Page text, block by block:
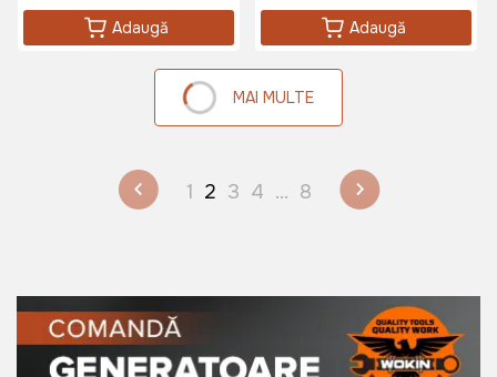
Adaugă Adaugă
MAI MULTE
1 2 3 4 ... 8